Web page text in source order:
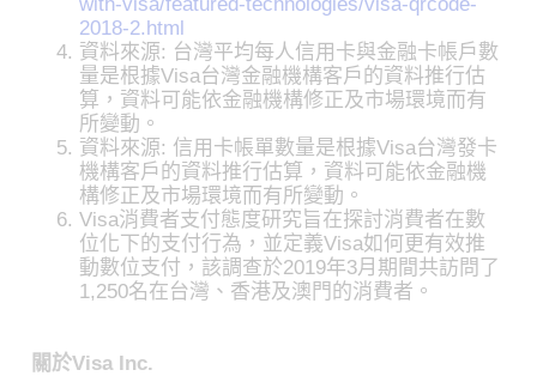
2018-2.html
資料來源: 台灣平均每人信用卡與金融卡帳戶數
量是根據Visa台灣金融機構客戶的資料推行估
算，資料可能依金融機構修正及市場環境而有
所變動。
資料來源: 信用卡帳單數量是根據Visa台灣發卡
機構客戶的資料推行估算，資料可能依金融機
構修正及市場環境而有所變動。
Visa消費者支付態度研究旨在探討消費者在數
位化下的支付行為，並定義Visa如何更有效推
動數位支付，該調查於2019年3月期間共訪問了
1,250名在台灣、香港及澳門的消費者。
關於Visa Inc.